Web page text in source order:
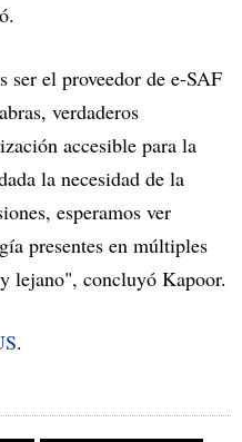
ser el proveedor de e-SAF
verdaderos
accesible para la
la necesidad de la
esperamos ver
presentes en múltiples
lejano", concluyó Kapoor.
.